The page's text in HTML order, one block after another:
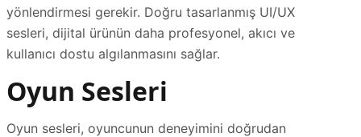
yönlendirmesi gerekir. Doğru tasarlanmış UI/UX
sesleri, dijital ürünün daha profesyonel, akıcı ve
kullanıcı dostu algılanmasını sağlar.
Oyun Sesleri
Oyun sesleri, oyuncunun deneyimini doğrudan